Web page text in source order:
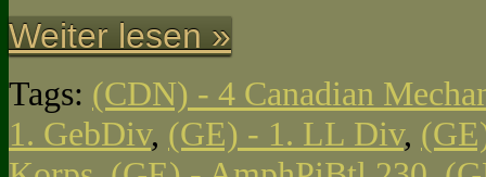
Weiter lesen »
Tags: (CDN) - 4 Canadian
1. GebDiv, (GE) - 1. LL Div,